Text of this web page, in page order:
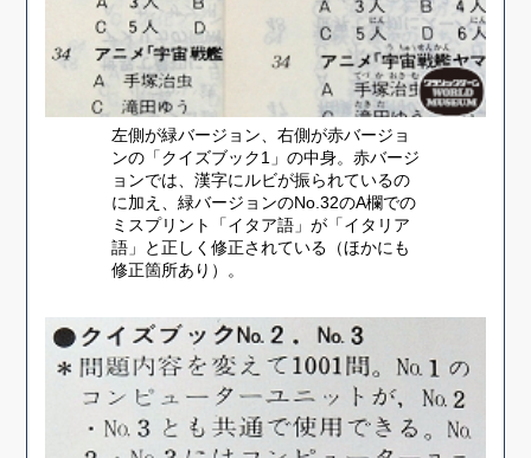
左側が緑バージョン、右側が赤バージョ
ンの「クイズブック1」の中身。赤バージ
ョンでは、漢字にルビが振られているの
に加え、緑バージョンのNo.32のA欄での
ミスプリント「イタア語」が「イタリア
語」と正しく修正されている（ほかにも
修正箇所あり）。